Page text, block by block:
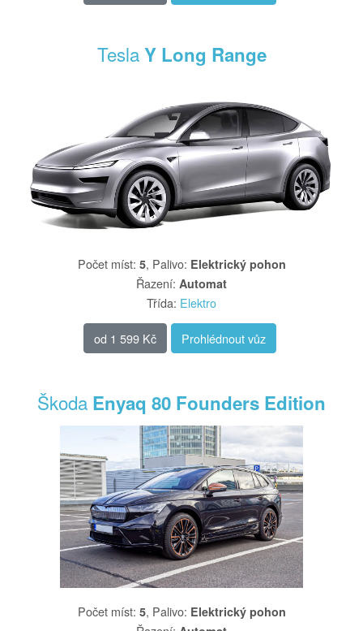
TeslaY Long Range
Počet míst: 5, Palivo: Elektrický pohon
Řazení: Automat
Třída: Elektro
od 1 599 Kč Prohlédnout vůz
Škoda Enyaq 80 Founders Edition
Počet míst: 5, Palivo: Elektrický pohon